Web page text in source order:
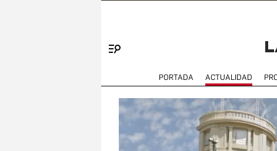
PORTADA ACTUALIDAD